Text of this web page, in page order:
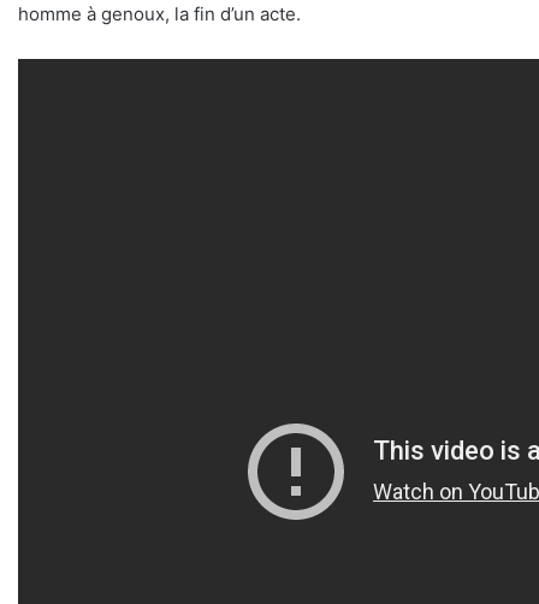
homme à genoux, la fin d’un acte.